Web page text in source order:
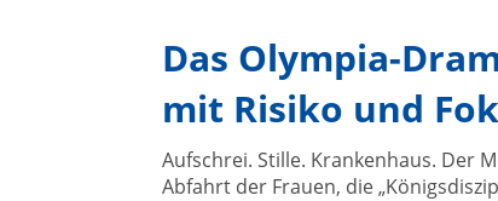
Das Olympia-
mit Risiko und
Aufschrei. Stille. Krankenhaus. Der
Abfahrt der Frauen, die